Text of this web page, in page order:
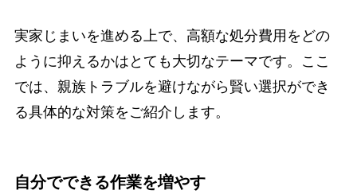
実家じまいを進める上で、高額な処分費用をどの
ように抑えるかはとても大切なテーマです。ここ
では、親族トラブルを避けながら賢い選択ができ
る具体的な対策をご紹介します。
自分でできる作業を増やす